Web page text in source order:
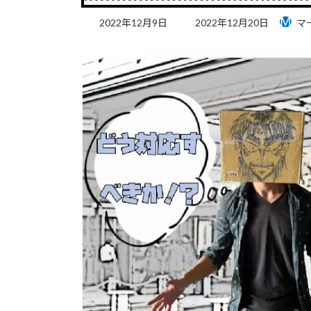
2022年12月9日
最
新
日
時
:
2022年12月20日 マ